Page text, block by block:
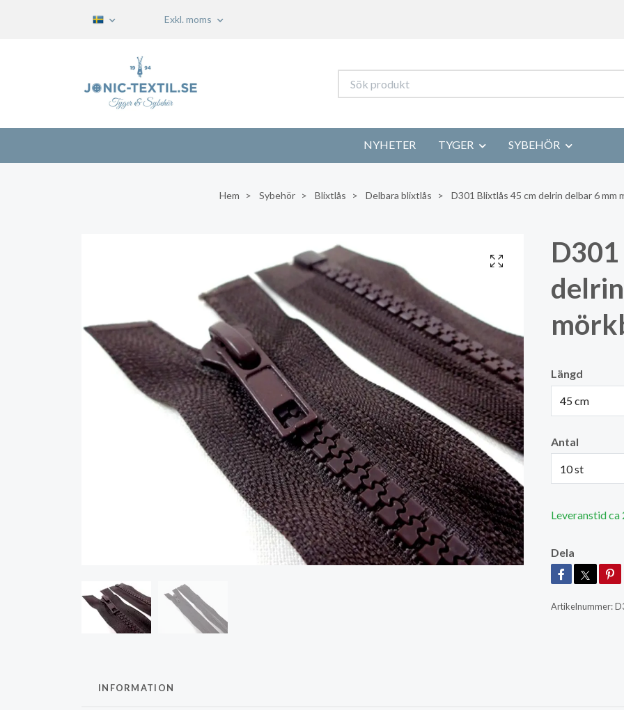
Exkl. moms
NYHETER TYGER SYBEHÖR
Hem Sybehör Blixtlås Delbara blixtlås D301 Blixtlås 45 cm delrin delbar 6 mm
Längd
45 cm
Antal
10 st
Leveranstid ca
Dela
Artikelnummer:
INFORMATION